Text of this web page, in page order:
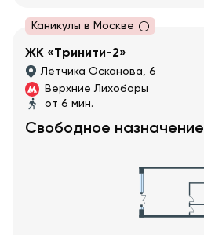
Каникулы в Москве
ЖК «Тринити-2»
Лётчика Осканова, 6
Верхние Лихоборы
от 6 мин.
Свободное назначение